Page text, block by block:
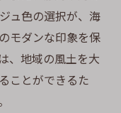
ュ色の選択が、海
モダンな印象を保
、地域の風土を大
ことができるた